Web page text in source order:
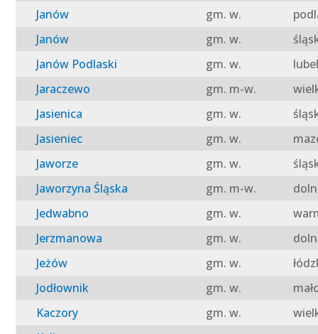
Janów gm. w.
Janów
gm. w.
Janów Podlaski
gm. w.
Jaraczewo
gm. m-w.
Jasienica
gm. w.
Jasieniec
gm. w.
Jaworze
gm. w.
Jaworzyna Śląska
gm. m-w.
Jedwabno
gm. w.
Jerzmanowa
gm. w.
Jeżów
gm. w.
Jodłownik
gm. w.
Kaczory
gm. w.